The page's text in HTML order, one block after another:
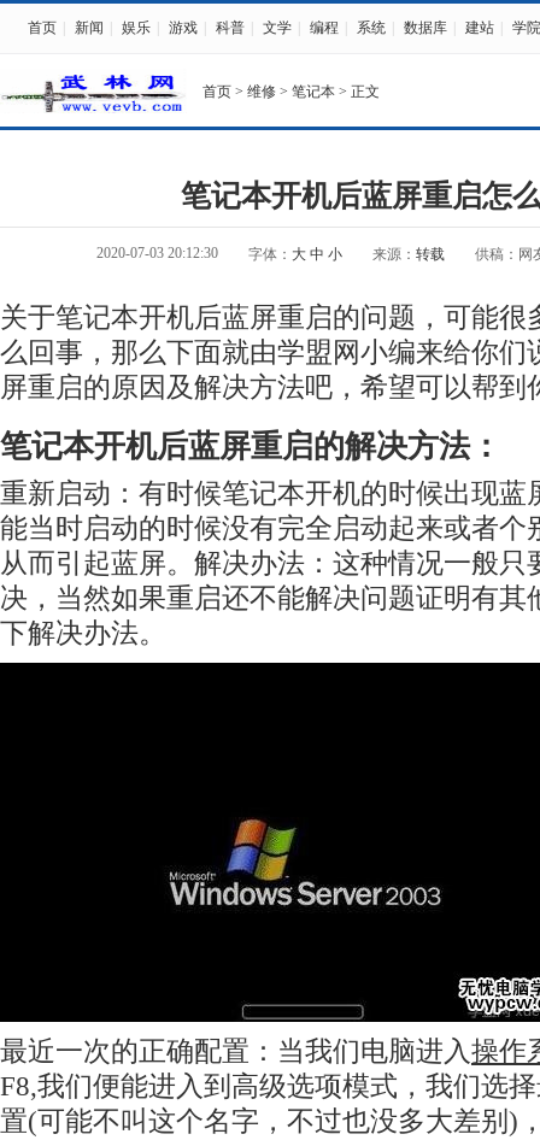
首页 新闻 娱乐 游戏 科普 文学 编程 系统 数据库 建站 学院
首页 > 维修 > 笔记本 > 正文
笔记本开机后蓝屏重启怎
2020-07-03 20:12:30 字体： 大 中 小 来源： 转载 供稿：网
关于笔记本开机后蓝屏重启的问题，可能很
么回事，那么下面就由学盟网小编来给你们
屏重启的原因及解决方法吧，希望可以帮到
笔记本开机后蓝屏重启的解决方法：
重新启动：有时候笔记本开机的时候出现蓝
能当时启动的时候没有完全启动起来或者个
从而引起蓝屏。解决办法：这种情况一般只
决，当然如果重启还不能解决问题证明有其
下解决办法。
最近一次的正确配置：当我们电脑进入操作
F8,我们便能进入到高级选项模式，我们选
置(可能不叫这个名字，不过也没多大差别)